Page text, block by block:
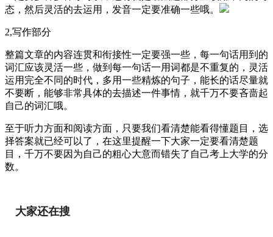
态，然后灵活的去运用，发音一定要准确一些哦。
2,写作部分
整篇文章的内容连贯和衔接性一定要强一些，每一句话用到的
词汇应该灵活一些，做到每一句话一用词都是不重复的，灵活
运用完全不同的时代，多用一些精炼的句子，能长的话尽量就
不要断，能够非常具体的去描述一件事情，就千万不要吝啬起
自己的词汇哦。
至于听力方面和阅读方面，只要我们看清楚能看得懂题目，选
择答案就已经可以了，在这里提醒一下大家一定要看清楚题
目，千万不要因为自己的粗心大意而错失了自己考上大学的分
数。
大家还在搜